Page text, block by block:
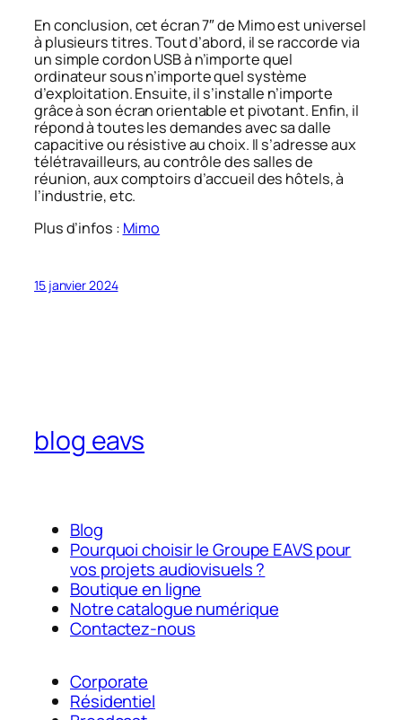
En conclusion, cet écran 7″ de Mimo est universel
à plusieurs titres. Tout d’abord, il se raccorde via
un simple cordon USB à n’importe quel
ordinateur sous n’importe quel système
d’exploitation. Ensuite, il s’installe n’importe
grâce à son écran orientable et pivotant. Enfin, il
répond à toutes les demandes avec sa dalle
capacitive ou résistive au choix. Il s’adresse aux
télétravailleurs, au contrôle des salles de
réunion, aux comptoirs d’accueil des hôtels, à
l’industrie, etc.
Plus d’infos : Mimo
15 janvier 2024
blog eavs
Blog
Pourquoi choisir le Groupe EAVS pour
vos projets audiovisuels ?
Boutique en ligne
Notre catalogue numérique
Contactez-nous
Corporate
Résidentiel